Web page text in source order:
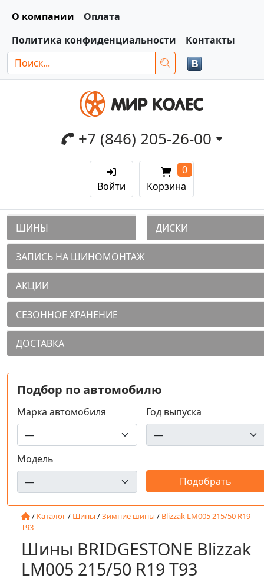
О компании
Оплата
Политика конфиденциальности
Контакты
+7 (846) 205-26-00
Войти Корзина
0
ШИНЫ ДИСКИ
ЗАПИСЬ НА ШИНОМОНТАЖ
АКЦИИ
СЕЗОННОЕ ХРАНЕНИЕ
ДОСТАВКА
Подбор по автомобилю
Марка автомобиля Год выпуска
Модель
/ Каталог/ Шины /Зимние шины / Blizzak LM005 215/50 R19
T93
Шины BRIDGESTONE Blizzak
LM005 215/50 R19 T93